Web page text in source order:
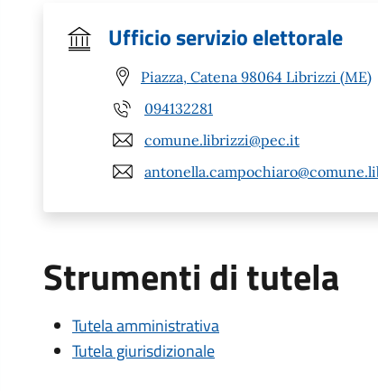
Ufficio servizio elettorale
Piazza, Catena 98064 Librizzi (ME)
094132281
comune.librizzi@pec.it
Strumenti di tutela
Tutela amministrativa
Tutela giurisdizionale